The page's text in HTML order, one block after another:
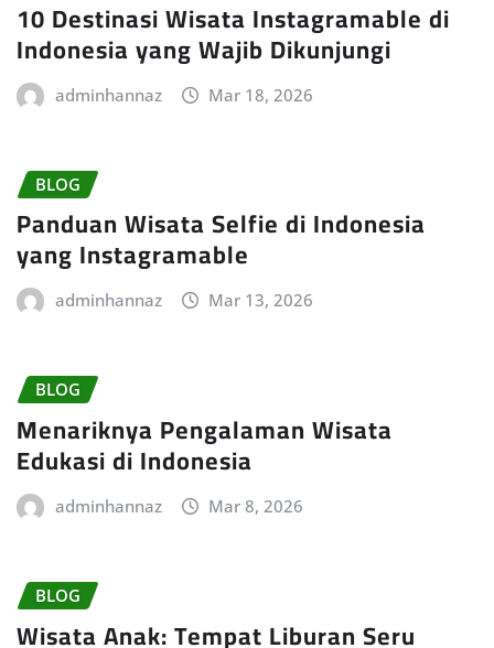
10 Destinasi Wisata Instagramable di
Indonesia yang Wajib Dikunjungi
adminhannaz Mar 18, 2026
BLOG
Panduan Wisata Selfie di Indonesia
yang Instagramable
adminhannaz Mar 13, 2026
BLOG
Menariknya Pengalaman Wisata
Edukasi di Indonesia
adminhannaz Mar 8, 2026
BLOG
Wisata Anak: Tempat Liburan Seru